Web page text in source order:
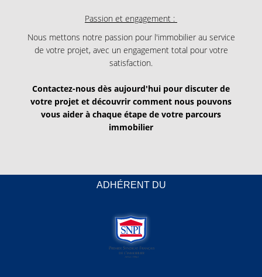
Passion et engagement :
Nous mettons notre passion pour l'immobilier au service
de votre projet, avec un engagement total pour votre
satisfaction.
Contactez-nous dès aujourd'hui pour discuter de
votre projet et découvrir comment nous pouvons
vous aider à chaque étape de votre parcours
immobilier
ADHÉRENT DU